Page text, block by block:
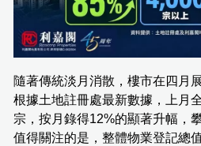
隨著傳統淡月消散，樓市在四月
根據土地註冊處最新數據，上月
宗，按月錄得12%的顯著升幅，
值得關注的是，整體物業登記總